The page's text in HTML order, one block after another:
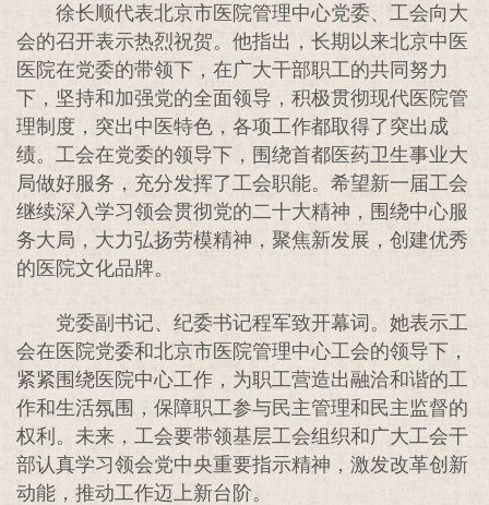
徐长顺代表北京市医院管理中心党委、工会向大
会的召开表示热烈祝贺。他指出，长期以来北京中医
医院在党委的带领下，在广大干部职工的共同努力
下，坚持和加强党的全面领导，积极贯彻现代医院管
理制度，突出中医特色，各项工作都取得了突出成
绩。工会在党委的领导下，围绕首都医药卫生事业大
局做好服务，充分发挥了工会职能。希望新一届工会
继续深入学习领会贯彻党的二十大精神，围绕中心服
务大局，大力弘扬劳模精神，聚焦新发展，创建优秀
的医院文化品牌。
党委副书记、纪委书记程军致开幕词。她表示工
会在医院党委和北京市医院管理中心工会的领导下，
紧紧围绕医院中心工作，为职工营造出融洽和谐的工
作和生活氛围，保障职工参与民主管理和民主监督的
权利。未来，工会要带领基层工会组织和广大工会干
部认真学习领会党中央重要指示精神，激发改革创新
动能，推动工作迈上新台阶。